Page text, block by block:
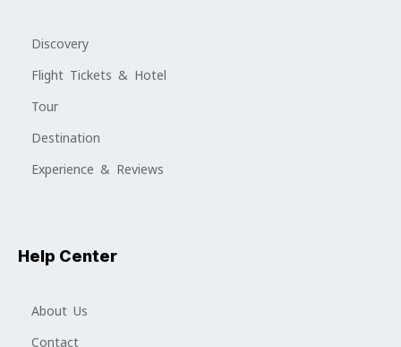
Discovery
Flight Tickets & Hotel
Tour
Destination
Experience & Reviews
Help Center
About Us
Contact